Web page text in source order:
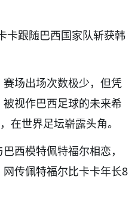
卡跟随巴西国家队斩获韩
场出场次数极少，但凭
视作巴西足球的未来希
在世界足坛崭露头角。
西模特佩特福尔相恋，
传佩特福尔比卡卡年长8